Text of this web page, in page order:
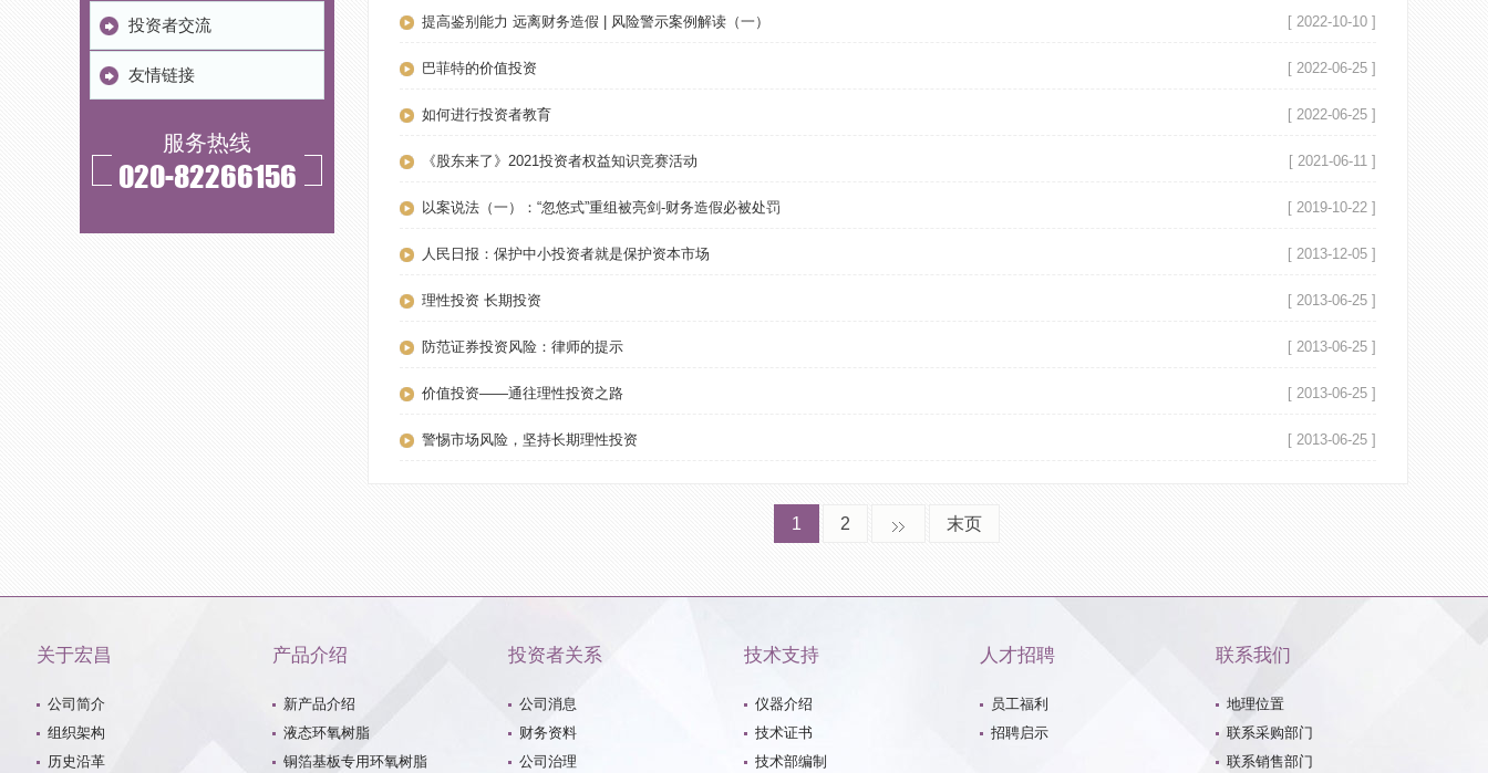
投资者交流
友情链接
服务热线
020-82266156
提高鉴别能力 远离财务造假 | 风险警示案例解读（一） [ 2022-10-10 ]
巴菲特的价值投资 [ 2022-06-25 ]
如何进行投资者教育 [ 2022-06-25 ]
《股东来了》2021投资者权益知识竞赛活动 [ 2021-06-11 ]
以案说法（一）：“忽悠式”重组被亮剑-财务造假必被处罚 [ 2019-10-22 ]
人民日报：保护中小投资者就是保护资本市场 [ 2013-12-05 ]
理性投资 长期投资 [ 2013-06-25 ]
防范证券投资风险：律师的提示 [ 2013-06-25 ]
价值投资——通往理性投资之路 [ 2013-06-25 ]
警惕市场风险，坚持长期理性投资 [ 2013-06-25 ]
1 2 末页
关于宏昌
公司简介
组织架构
历史沿革
产品介绍
新产品介绍
液态环氧树脂
铜箔基板专用环氧树脂
投资者关系
公司消息
财务资料
公司治理
技术支持
仪器介绍
技术证书
技术部编制
人才招聘
员工福利
招聘启示
联系我们
地理位置
联系采购部门
联系销售部门